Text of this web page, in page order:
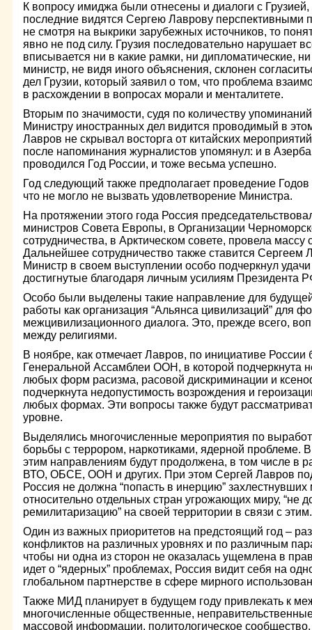
К вопросу имиджа были отнесены и диалоги с
последние видятся Сергею Лаврову перспективными
не смотря на выкрики зарубежных источников, то
явно не под силу. Грузия последовательно нарушает
вписывается ни в какие рамки, ни дипломатические,
министр, не видя иного объяснения, склонен
дел Грузии, который заявил о том, что проблема
в расхождении в вопросах морали и менталитете.
Вторым по значимости, судя по количеству
Министру иностранных дел видится проводимый в
Лавров не скрывал восторга от китайских
после напоминания журналистов упомянул: и в
проводился Год России, и тоже весьма успешно.
Год следующий также предполагает проведение
что не могло не вызвать удовлетворение Министра.
На протяжении этого года Россия
министров Совета Европы, в Организации
сотрудничества, в Арктическом совете, провела
Дальнейшее сотрудничество также ставится Сергеем
Министр в своем выступлении особо подчеркнул
достигнутые благодаря личным усилиям Президента
Особо были выделены такие направление для
работы как организация “Альянса цивилизаций” для
межцивилизационного диалога. Это, прежде всего,
между религиями.
В ноябре, как отмечает Лавров, по инициативе
Генеральной Ассамблеи ООН, в которой подчеркнута
любых форм расизма, расовой дискриминации и
подчеркнута недопустимость возрождения и
любых формах. Эти вопросы также будут
уровне.
Выделялись многочисленные мероприятия по
борьбы с террором, наркотиками, ядерной проблеме.
этим направлениям будут продолжена, в том числе в
ВТО, ОБСЕ, ООН и других. При этом Сергей Лавров
Россия не должна “попасть в инерцию”
относительно отдельных стран угрожающих миру, “не
ремилитаризацию” на своей территории в связи с этим.
Один из важных приоритетов на предстоящий год –
конфликтов на различных уровнях и по различным
чтобы ни одна из сторон не оказалась ущемлена в
идет о “ядерных” проблемах, Россия видит себя на
глобальном партнерстве в сфере мирного
Также МИД планирует в будущем году привлекать к
многочисленные общественные,
массовой информации, политологическое